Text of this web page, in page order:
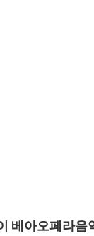
베아오페라